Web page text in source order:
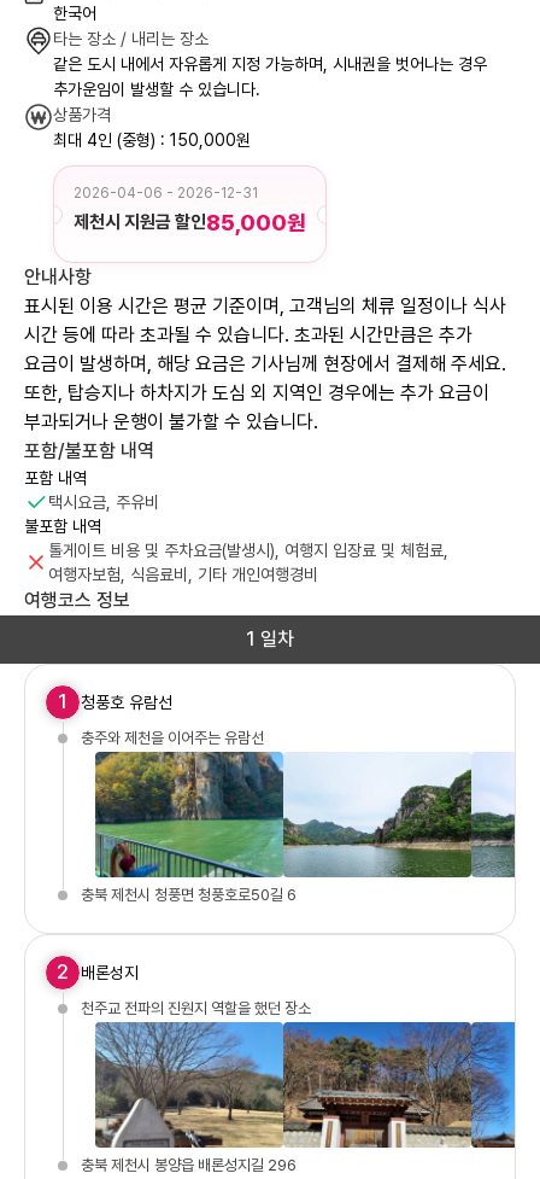
한국어
타는 장소 / 내리는 장소
같은 도시 내에서 자유롭게 지정 가능하며, 시내권을 벗어나는 경우
추가운임이 발생할 수 있습니다.
상품가격
최대 4인 (중형) : 150,000원
2026-04-06 - 2026-12-31
제천시 지원금 할인85,000원
안내사항
표시된 이용 시간은 평균 기준이며, 고객님의 체류 일정이나 식사
시간 등에 따라 초과될 수 있습니다. 초과된 시간만큼은 추가
요금이 발생하며, 해당 요금은 기사님께 현장에서 결제해 주세요.
또한, 탑승지나 하차지가 도심 외 지역인 경우에는 추가 요금이
부과되거나 운행이 불가할 수 있습니다.
포함/불포함 내역
포함 내역
택시요금, 주유비
불포함 내역
톨게이트 비용 및 주차요금(발생시), 여행지 입장료 및 체험료,
여행자보험, 식음료비, 기타 개인여행경비
여행코스 정보
1 일차
1 청풍호 유람선
충주와 제천을 이어주는 유람선
충북 제천시 청풍면 청풍호로50길 6
2 배론성지
천주교 전파의 진원지 역할을 했던 장소
충북 제천시 봉양읍 배론성지길 296